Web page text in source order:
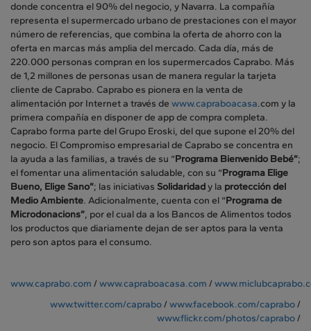
donde concentra el 90% del negocio, y Navarra. La compañía
representa el supermercado urbano de prestaciones con el mayor
número de referencias, que combina la oferta de ahorro con la
oferta en marcas más amplia del mercado. Cada día, más de
220.000 personas compran en los supermercados Caprabo. Más
de 1,2 millones de personas usan de manera regular la tarjeta
cliente de Caprabo. Caprabo es pionera en la venta de
alimentación por Internet a través de www.capraboacasa.com y la
primera compañía en disponer de app de compra completa.
Caprabo forma parte del Grupo Eroski, del que supone el 20% del
negocio. El Compromiso empresarial de Caprabo se concentra en
la ayuda a las familias, a través de su “Programa Bienvenido Bebé”;
el fomentar una alimentación saludable, con su “Programa Elige
Bueno, Elige Sano”; las iniciativas Solidaridady la protección del
Medio Ambiente. Adicionalmente, cuenta con el “Programa de
Microdonacions”, por el cual da a los Bancos de Alimentos todos
los productos que diariamente dejan de ser aptos para la venta
pero son aptos para el consumo.
www.caprabo.com / www.capraboacasa.com /
www.twitter.com/caprabo/ www.facebook.com/caprabo/
www.flickr.com/photos/caprabo/